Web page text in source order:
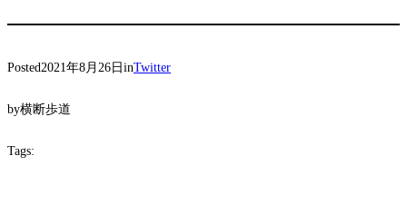
Posted2021年8月26日inTwitter
by横断歩道
Tags: